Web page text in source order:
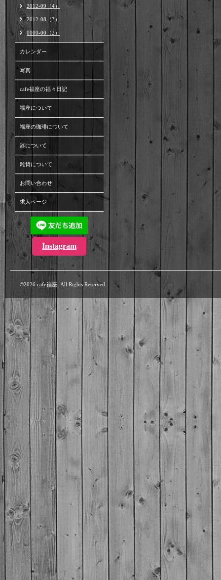
2012-09（4）
2012-08（3）
0000-00（2）
カレンダー
写真
cafe福座の福々日記
福座について
福座の珈琲について
器について
雑貨について
お問い合わせ
求人ページ
Instagram
©2026 cafe福座 . All Rights Reserved.